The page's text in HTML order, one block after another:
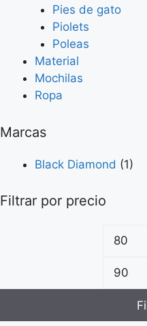
Pies de gato
Piolets
Poleas
Material
Mochilas
Ropa
Marcas
Black Diamond (1)
Filtrar por precio